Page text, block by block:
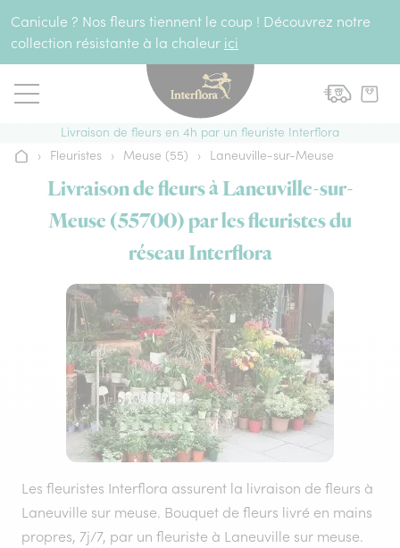
Canicule ? Nos fleurs tiennent le coup ! Découvrez notre
collection résistante à la chaleur ici
Livraison de fleurs en 4h par un fleuriste Interflora
Accueil
› Fleuristes › Meuse (55) › Laneuville-sur-Meuse
Livraison de fleurs à Laneuville-sur-
Meuse (55700) par les fleuristes du
réseau Interflora
Les fleuristes Interflora assurent la livraison de fleurs à
Laneuville sur meuse. Bouquet de fleurs livré en mains
propres, 7j/7, par un fleuriste à Laneuville sur meuse.